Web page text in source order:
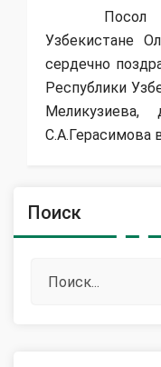
Посол
Узбекистане
сердечно
Республики
С.А.Герасимова
Поиск